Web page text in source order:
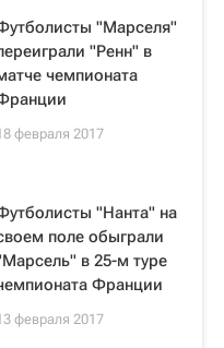
"Марселя"
"Ренн" в
чемпионата
февраля 2017
"Нанта" на
поле обыграли
в 25-м туре
Франции
февраля 2017